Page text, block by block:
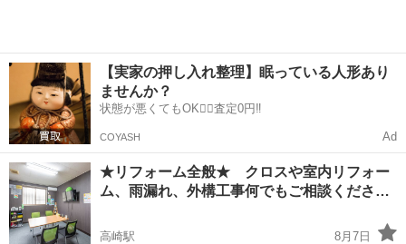
【実家の押し入れ整理】眠っている人形あり
ませんか？
状態が悪くてもOK🙆‍♀️査定0円‼️
COYASH Ad
★リフォーム全般★ クロスや室内リフォー
ム、雨漏れ、外構工事何でもご相談くださ…
高崎駅
8月7日